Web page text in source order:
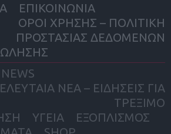
ΕΠΙΚΟΙΝΩΝΙΑ
ΟΡΟΙ ΧΡΗΣΗΣ – ΠΟΛΙΤΙΚΗ
ΠΡΟΣΤΑΣΙΑΣ ΔΕΔΟΜΕΝΩΝ
ΝΕΑ – ΕΙΔΗΣΕΙΣ ΓΙΑ
ΤΡΕΞΙΜΟ
ΥΓΕΙΑ
ΕΞΟΠΛΙΣΜΟΣ